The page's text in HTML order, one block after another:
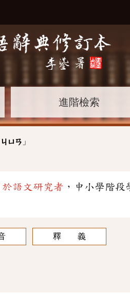
進階檢索
ㄐㄩㄢ 」
於語文研究者 ，中小學階
釋 義